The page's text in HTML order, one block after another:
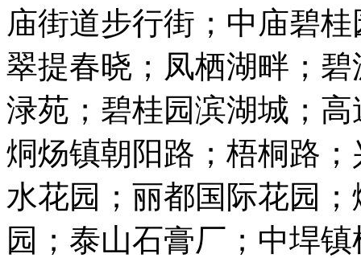
庙街道步行街；中庙碧
翠提春晓；凤栖湖畔；
渌苑；碧桂园滨湖城；
烔炀镇朝阳路；梧桐路
水花园；丽都国际花园
园；泰山石膏厂；中垾